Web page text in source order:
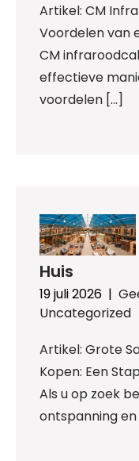
Artikel: CM
Voordelen van
CM
effectieve
voordelen […]
Huis
19 juli 2026 |
Uncategorized
Artikel: Grote
Kopen: Een
Als u op zoek
ontspanning en